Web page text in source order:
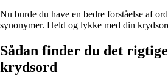
Nu burde du have en bedre forståelse af
synonymer. Held og lykke med din
Sådan finder du det
krydsord